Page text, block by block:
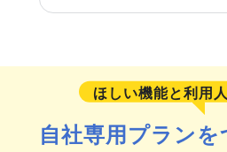
ほしい機能と利用
自社専用プラン